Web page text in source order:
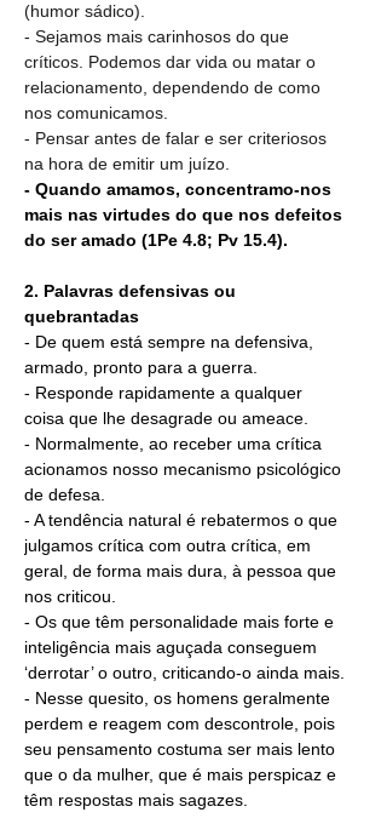
(humor sádico).
- Sejamos mais carinhosos do que
críticos. Podemos dar vida ou matar o
relacionamento, dependendo de como
nos comunicamos.
- Pensar antes de falar e ser criteriosos
na hora de emitir um juízo.
- Quando amamos, concentramo-nos
mais nas virtudes do que nos defeitos
do ser amado (1Pe 4.8; Pv 15.4).
2. Palavras defensivas ou
quebrantadas
- De quem está sempre na defensiva,
armado, pronto para a guerra.
- Responde rapidamente a qualquer
coisa que lhe desagrade ou ameace.
- Normalmente, ao receber uma crítica
acionamos nosso mecanismo psicológico
de defesa.
- A tendência natural é rebatermos o que
julgamos crítica com outra crítica, em
geral, de forma mais dura, à pessoa que
nos criticou.
- Os que têm personalidade mais forte e
inteligência mais aguçada conseguem
‘derrotar’ o outro, criticando-o ainda mais.
- Nesse quesito, os homens geralmente
perdem e reagem com descontrole, pois
seu pensamento costuma ser mais lento
que o da mulher, que é mais perspicaz e
têm respostas mais sagazes.